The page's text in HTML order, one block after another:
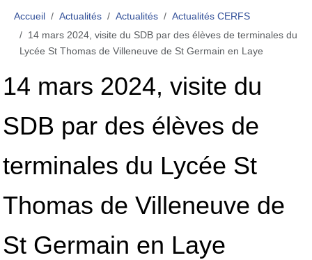
Accueil Actualités Actualités
Actualités CERFS
14 mars 2024, visite du SDB par des élèves de terminales du
Lycée St Thomas de Villeneuve de St Germain en Laye
14 mars 2024, visite du
SDB par des élèves de
terminales du Lycée St
Thomas de Villeneuve de
St Germain en Laye